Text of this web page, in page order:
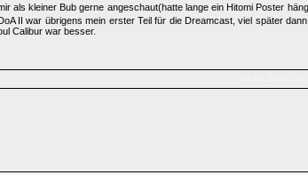
als kleiner Bub gerne angeschaut(hatte lange ein Hitomi Poster
II war übrigens mein erster Teil für die Dreamcast, viel später
Calibur war besser.